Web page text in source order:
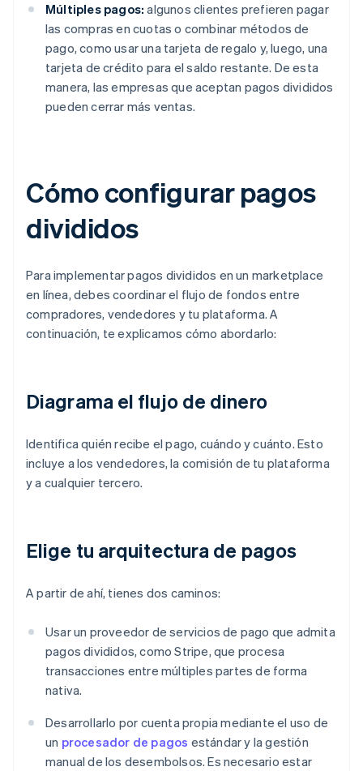
Múltiples pagos: algunos clientes prefieren pagar
las compras en cuotas o combinar métodos de
pago, como usar una tarjeta de regalo y, luego, una
tarjeta de crédito para el saldo restante. De esta
manera, las empresas que aceptan pagos divididos
pueden cerrar más ventas.
Cómo configurar pagos
divididos
Para implementar pagos divididos en un marketplace
en línea, debes coordinar el flujo de fondos entre
compradores, vendedores y tu plataforma. A
continuación, te explicamos cómo abordarlo:
Diagrama el flujo de dinero
Identifica quién recibe el pago, cuándo y cuánto. Esto
incluye a los vendedores, la comisión de tu plataforma
y a cualquier tercero.
Elige tu arquitectura de pagos
A partir de ahí, tienes dos caminos:
Usar un proveedor de servicios de pago que admita
pagos divididos, como Stripe, que procesa
transacciones entre múltiples partes de forma
nativa.
Desarrollarlo por cuenta propia mediante el uso de
un procesador de pagos estándar y la gestión
manual de los desembolsos. Es necesario estar